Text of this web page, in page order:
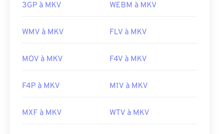
3GP à MKV WEBM à MKV
WMV à MKV FLV à MKV
MOV à MKV F4V à MKV
F4P à MKV M1V à MKV
MXF à MKV WTV à MKV